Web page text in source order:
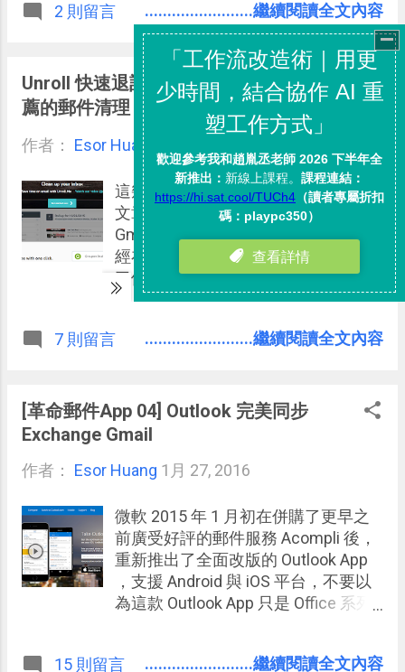
找到參考文獻，讓資料整理更輕鬆，
但似乎還少了一個關鍵：「自動產生
論文可用的引用格式」！ 而今天要介
紹的這個免費的雲端服務： 「 RefMe
」 ，同樣的可以幫我們在研究文獻時
快速進行文獻筆記、資料收集，而且
更進一步的他針對寫論文的特殊需
求，提供了：「 自動建立參考書目、
自動產生引用格式 」 的功能！還能
「雲端同步」、「多人合作」。
遊戲 App 中有幾種模式，有些挑戰很
難，感覺是給真正的音樂家遊玩的。
但也有些模式很好上手， 可以讓完全
沒有音樂底子的朋友也能有模有樣地
拉著小提琴，奏出美妙的古典音樂旋
律。 尤其若是你之前曾經著迷於台灣
雷亞廣受好評的「 Cytus 」和「
Deemo 」，喜愛那種獨具創意、音樂
優美、彈奏擬真的遊戲，那麼「
Violin : Magical Bow （魔法小提
琴）」也可能讓你再次著迷於不同的
小提琴音樂節奏世界。
2 則留言 ........................繼續閱讀全文內容
Unroll 快速退訂電子報！ Google人也推
薦的郵件清理
作者： Esor Huang
這幾天國外很多網站紛紛轉載了一篇
文章：「 7 things I learned about
Gmail working at Google 」，一位曾
經在 Google 工作好幾年的人，分享
了他在這段時間學到的 Gmail 管理技
巧，其中有一個工具引起了我的注
驗學到的 Gmail 技巧裡， 包含了一個
Gmail 已經 內建退訂郵件 的功能，以
為可能不需要這類服務了，但因為這
實有幫助。 因為「 Unroll 」可以退訂
訂的郵件，能夠一次「大量退訂」電
子報與廣告信，或是把所有電子報廣
告信重新整理，並且支援 Gmail、
Yahoo、 iCloud、 Outlook 等電子郵
件帳戶，不只針對 Gmail ，看起來確
7 則留言 ........................繼續閱讀全文內容
[革命郵件App 04] Outlook 完美同步
Exchange Gmail
作者： Esor Huang 1月 27, 2016
微軟 2015 年 1 月初在併購了更早之
前廣受好評的郵件服務 Acompli 後，
重新推出了全面改版的 Outlook App
，支援 Android 與 iOS 平台，不要以
為這款 Outlook App 只是 Office 系列
免費的 Outlook App 不僅是很好用的
15 則留言 ........................繼續閱讀全文內容